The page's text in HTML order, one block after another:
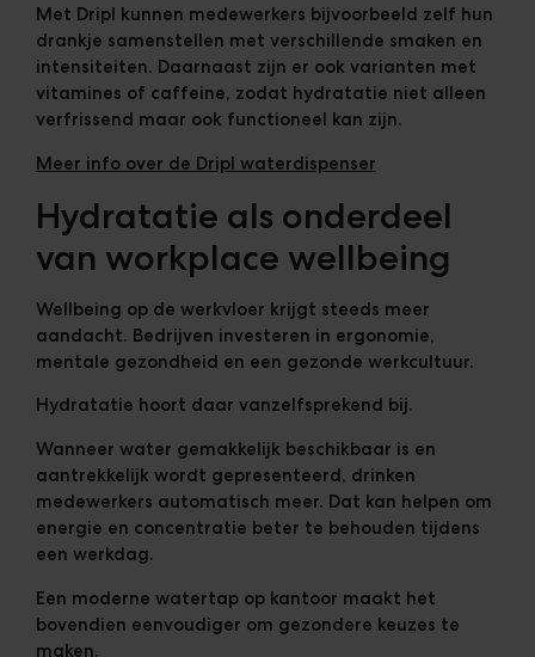
Met Dripl kunnen medewerkers bijvoorbeeld zelf hun
drankje samenstellen met verschillende smaken en
intensiteiten. Daarnaast zijn er ook varianten met
vitamines of caffeine, zodat hydratatie niet alleen
verfrissend maar ook functioneel kan zijn.
Meer info over de Dripl waterdispenser
Hydratatie als onderdeel
van workplace wellbeing
Wellbeing op de werkvloer krijgt steeds meer
aandacht. Bedrijven investeren in ergonomie,
mentale gezondheid en een gezonde werkcultuur.
Hydratatie hoort daar vanzelfsprekend bij.
Wanneer water gemakkelijk beschikbaar is en
aantrekkelijk wordt gepresenteerd, drinken
medewerkers automatisch meer. Dat kan helpen om
energie en concentratie beter te behouden tijdens
een werkdag.
Een moderne watertap op kantoor maakt het
bovendien eenvoudiger om gezondere keuzes te
maken.